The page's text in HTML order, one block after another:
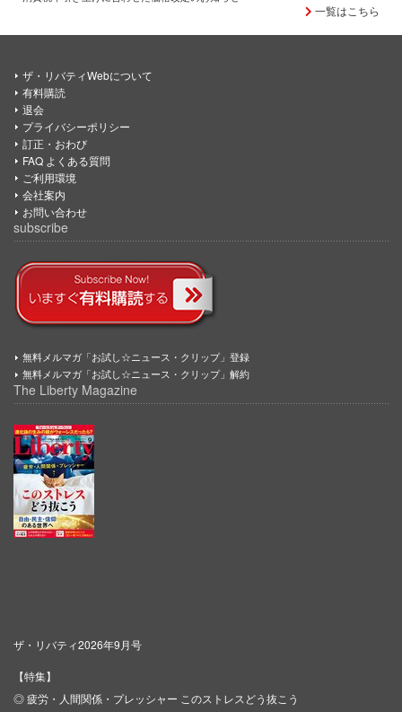
一覧はこちら
ザ・リバティWebについて
有料購読
退会
プライバシーポリシー
訂正・おわび
FAQ よくある質問
ご利用環境
会社案内
お問い合わせ
subscribe
無料メルマガ「お試し☆ニュース・クリップ」登録
無料メルマガ「お試し☆ニュース・クリップ」解約
The Liberty Magazine
ザ・リバティ2026年9月号
【特集】
◎ 疲労・人間関係・プレッシャー このストレスどう抜こう